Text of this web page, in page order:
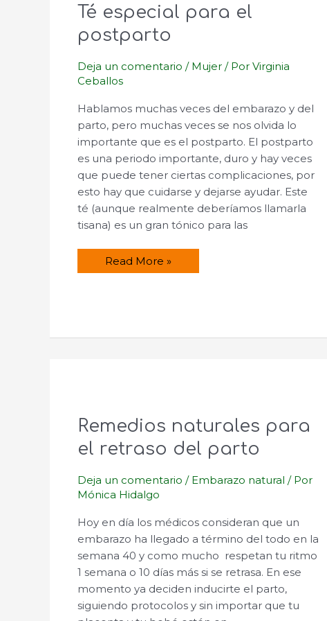
Té especial para el
postparto
Deja un comentario / Mujer / PorVirginia
Ceballos
Hablamos muchas veces del embarazo y del
parto, pero muchas veces se nos olvida lo
importante que es el postparto. El postparto
es una periodo importante, duro y hay veces
que puede tener ciertas complicaciones, por
esto hay que cuidarse y dejarse ayudar. Este
té (aunque realmente deberíamos llamarla
tisana) es un gran tónico para las
Té
especial
Read More »
Remedios naturales para
el retraso del parto
Deja un comentario / Embarazo natural / Por
Mónica Hidalgo
Hoy en día los médicos consideran que un
embarazo ha llegado a término del todo en la
semana 40 y como mucho respetan tu ritmo
1 semana o 10 días más si se retrasa. En ese
momento ya deciden inducirte el parto,
siguiendo protocolos y sin importar que tu